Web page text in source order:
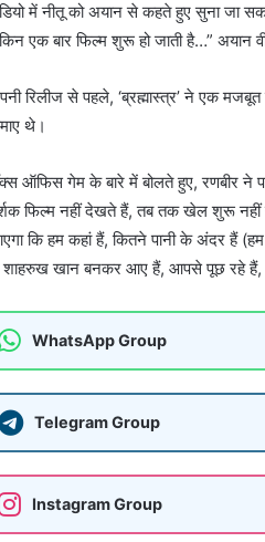
में नीतू को अयान से कहते हुए सुना
एक बार फिल्म शुरू हो जाती है…” अयान
रिलीज से पहले, ‘ब्रह्मास्त्र’ ने एक
थे।
ऑफिस गेम के बारे में बोलते हुए, रणबीर
फिल्म नहीं देखते हैं, तब तक खेल शुरू नहीं
कि हम कहां हैं, कितने पानी के अंदर हैं
खान बनकर आए हैं, आपसे पूछ रहे हैं,
WhatsApp Group
Telegram Group
Instagram Group